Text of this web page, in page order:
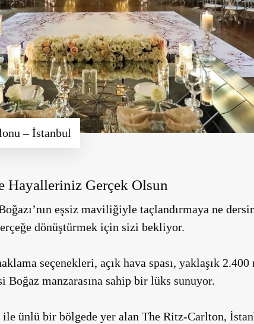
– İstanbul
Hayalleriniz Gerçek Olsun
eşsiz maviliğiyle taçlandırmaya ne
dönüştürmek için sizi bekliyor.
seçenekleri, açık hava spası, yaklaşık
Boğaz manzarasına sahip bir lüks sunuyor.
ile ünlü bir bölgede yer alan The Ritz-Carlton,